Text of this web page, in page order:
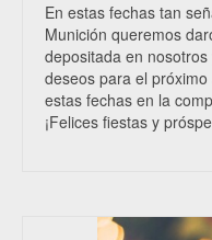
En estas fechas tan
Munición queremos
depositada en
deseos para el
estas fechas en la
¡Felices fiestas y